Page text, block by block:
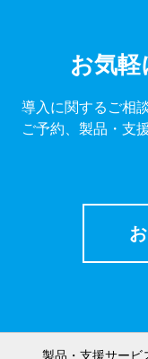
お気
導入に関するご相
ご予約、製品・支
製品・支援サービ